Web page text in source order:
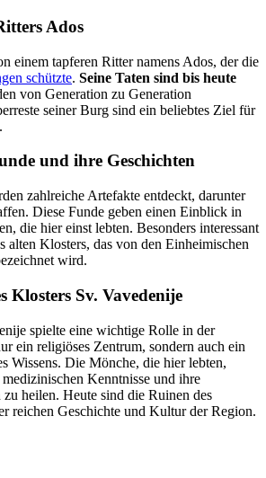
Ados
einem tapferen Ritter namens Ados, der die
schützte. Seine Taten sind bis heute
von Generation zu Generation
seiner Burg sind ein beliebtes Ziel für
und ihre Geschichten
zahlreiche Artefakte entdeckt, darunter
Diese Funde geben einen Einblick in
die hier einst lebten. Besonders interessant
alten Klosters, das von den Einheimischen
wird.
Klosters Sv. Vavedenije
spielte eine wichtige Rolle in der
ein religiöses Zentrum, sondern auch ein
Wissens. Die Mönche, die hier lebten,
Kenntnisse und ihre
heilen. Heute sind die Ruinen des
reichen Geschichte und Kultur der Region.